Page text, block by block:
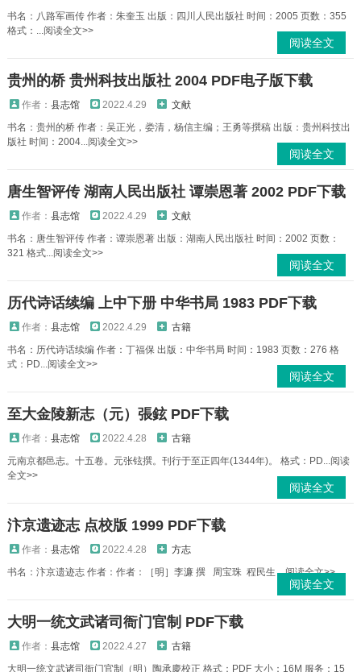
书名：八路军画传 作者：朱奎玉 出版：四川人民出版社 时间：2005 页数：355
格式：...阅读全文>>
阅读全文
贵州的桥 贵州科技出版社 2004 PDF电子版下载
作者： 县志馆 2022.4.29
文献
书名：贵州的桥 作者：吴正光，娄清，杨信主编；王勇等撰稿 出版：贵州科技出
版社 时间：2004...阅读全文>>
阅读全文
唐生智评传 湖南人民出版社 谭崇恩著 2002 PDF下载
作者： 县志馆 2022.4.29
文献
书名：唐生智评传 作者：谭崇恩著 出版：湖南人民出版社 时间：2002 页数：
321 格式...阅读全文>>
阅读全文
历代诗话续编 上中下册 中华书局 1983 PDF下载
作者： 县志馆 2022.4.29
古籍
书名：历代诗话续编 作者：丁福保 出版：中华书局 时间：1983 页数：276 格
式：PD...阅读全文>>
阅读全文
至大金陵新志（元）張鉉 PDF下载
作者： 县志馆 2022.4.28
古籍
元南京都邑志。十五卷。元张铉撰。刊行于至正四年(1344年)。 格式：PD...阅读
全文>>
阅读全文
汴京遗迹志 点校版 1999 PDF下载
作者： 县志馆 2022.4.28
方志
书名：汴京遗迹志 作者：作者：［明］李濂 撰 周宝珠 程民生 ...阅读全文>>
阅读全文
大明一统文武诸司衙门官制 PDF下载
作者： 县志馆 2022.4.27
古籍
大明一统文武诸司衙门官制（明）陶承慶校正 格式：PDF 大小：16M 服务：15